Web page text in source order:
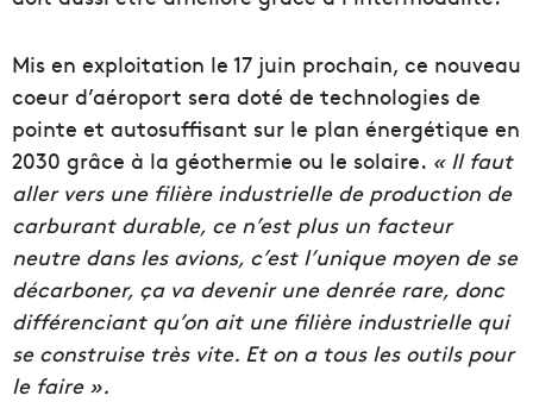
Mis en exploitation le 17 juin prochain, ce nouveau
coeur d’aéroport sera doté de technologies de
pointe et autosuffisant sur le plan énergétique en
2030 grâce à la géothermie ou le solaire. « Il faut
aller vers une filière industrielle de production de
carburant durable, ce n’est plus un facteur
neutre dans les avions, c’est l’unique moyen de se
décarboner, ça va devenir une denrée rare, donc
différenciant qu’on ait une filière industrielle qui
se construise très vite. Et on a tous les outils pour
le faire ».